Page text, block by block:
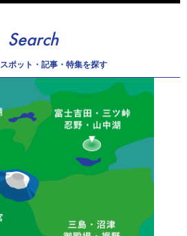
Search
スポット・記事・特集を探す